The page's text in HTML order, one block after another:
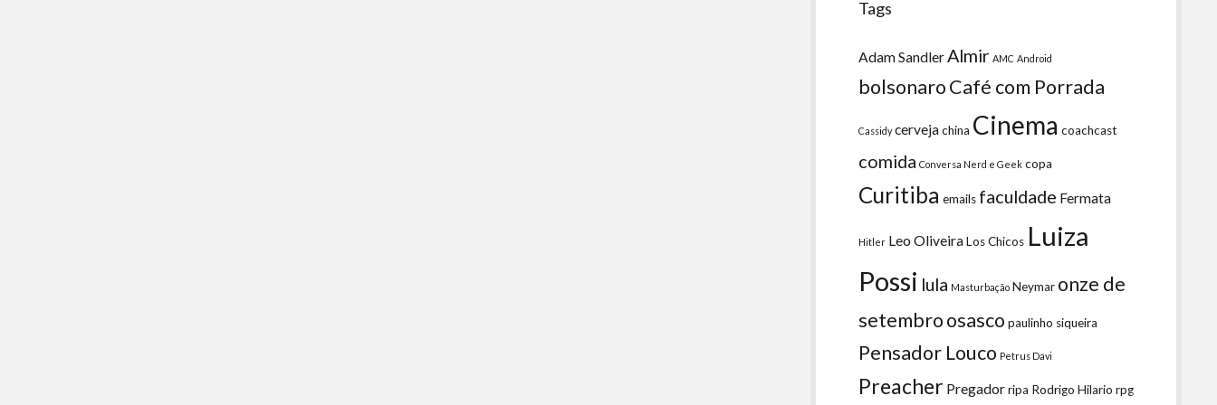
Tags
Adam Sandler Almir AMC Android
bolsonaroCafé com Porrada
Cassidy cervejachina Cinema coachcast
comida Conversa Nerd e Geek copa
Curitiba emails faculdade Fermata
Hitler Leo OliveiraLos Chicos Luiza
Possi lula Masturbação Neymar onze de
setembroosasco paulinho siqueira
Pensador Louco Petrus Davi
Preacher Pregadorripa Rodrigo Hilario rpg